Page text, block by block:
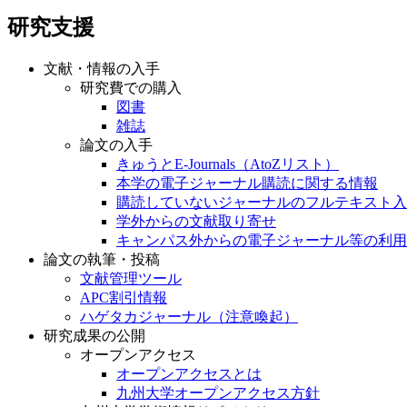
研究支援
文献・情報の入手
研究費での購入
図書
雑誌
論文の入手
きゅうとE-Journals（AtoZリスト）
本学の電子ジャーナル購読に関する情報
購読していないジャーナルのフルテキスト
学外からの文献取り寄せ
キャンパス外からの電子ジャーナル等の利用
論文の執筆・投稿
文献管理ツール
APC割引情報
ハゲタカジャーナル（注意喚起）
研究成果の公開
オープンアクセス
オープンアクセスとは
九州大学オープンアクセス方針